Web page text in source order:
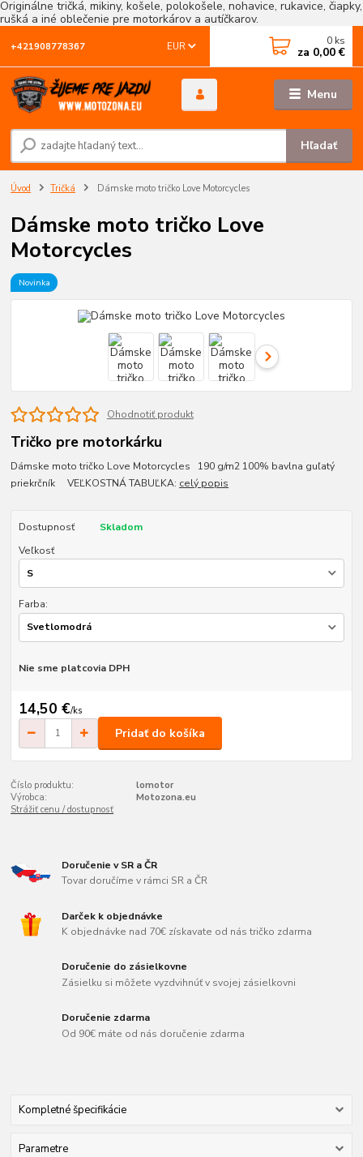
Originálne tričká, mikiny, košele, polokošele, nohavice, rukavice, čiapky,
rušká a iné oblečenie pre motorkárov a autíčkarov.
Menu
EUR
Hľadať
+421908778367 0 ks
za 0,00 €
Úvod Tričká Dámske moto tričko Love Motorcycles
Dámske moto tričko Love
Motorcycles
Novinka
Ohodnotiť produkt
Tričko pre motorkárku
Dámske moto tričko Love Motorcycles 190 g/m2 100% bavlna guľatý
priekrčník VEĽKOSTNÁ TABUĽKA: celý popis
Dostupnosť
Skladom
Veľkosť
Farba:
Nie sme platcovia DPH
14,50 €/ks
Pridať do košíka
Číslo produktu:
lomotor
Výrobca:
Motozona.eu
Strážiť cenu / dostupnosť
Doručenie v SR a ČR
Tovar doručíme v rámci SR a ČR
Darček k objednávke
K objednávke nad 70€ získavate od nás tričko zdarma
Doručenie do zásielkovne
Zásielku si môžete vyzdvihnúť v svojej zásielkovni
Doručenie zdarma
Od 90€ máte od nás doručenie zdarma
Kompletné špecifikácie
Parametre